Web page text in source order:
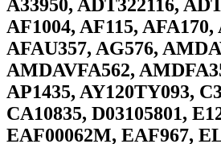
A33950, ADT322116,
AF1004, AF115, AFA170,
AFAU357, AG576,
AMDAVFA562,
AP1435, AY120TY093,
CA10835, D03105801,
EAF00062M, EAF967,